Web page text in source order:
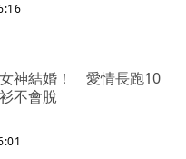
神結婚！ 愛情長跑10
不會脫